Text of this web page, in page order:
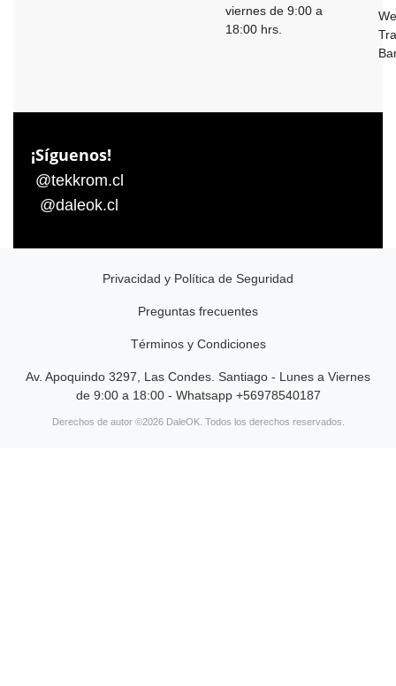
viernes de 9:00 a
18:00 hrs.
¡Síguenos!
@tekkrom.cl
@daleok.cl
Privacidad y Política de Seguridad
Preguntas frecuentes
Términos y Condiciones
Av. Apoquindo 3297, Las Condes. Santiago - Lunes a Viernes
de 9:00 a 18:00 - Whatsapp +56978540187
Derechos de autor ©2026 DaleOK. Todos los derechos reservados.